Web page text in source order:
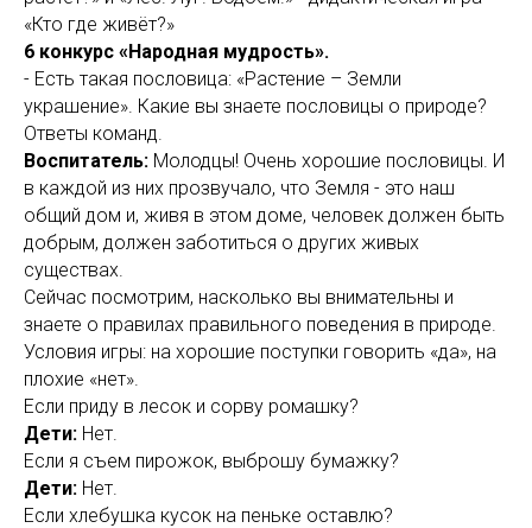
«Кто где живёт?»
6 конкурс «Народная мудрость».
- Есть такая пословица: «Растение – Земли
украшение». Какие вы знаете пословицы о природе?
Ответы команд.
Воспитатель: Молодцы! Очень хорошие пословицы. И
в каждой из них прозвучало, что Земля - это наш
общий дом и, живя в этом доме, человек должен быть
добрым, должен заботиться о других живых
существах.
Сейчас посмотрим, насколько вы внимательны и
знаете о правилах правильного поведения в природе.
Условия игры: на хорошие поступки говорить «да», на
плохие «нет».
Если приду в лесок и сорву ромашку?
Дети: Нет.
Если я съем пирожок, выброшу бумажку?
Дети: Нет.
Если хлебушка кусок на пеньке оставлю?